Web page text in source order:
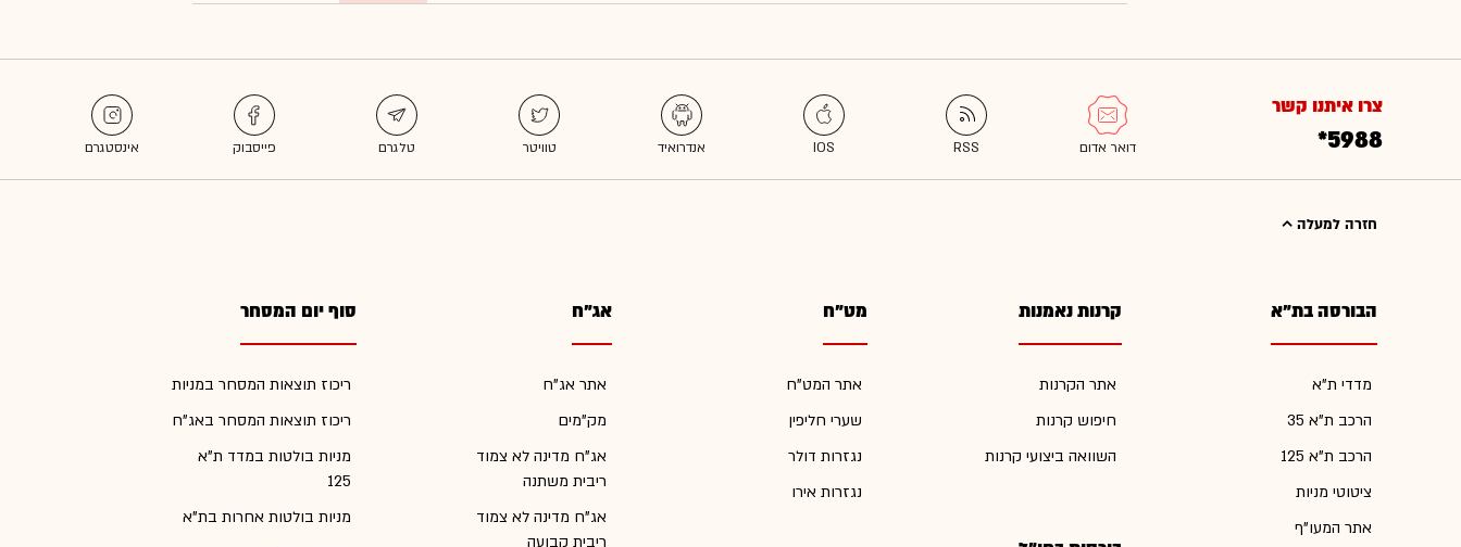
צרו איתנו קשר
*5988
חזרה למעלה
הבורסה בת"א
מדדי ת"א
הרכב ת"א 35
הרכב ת"א 125
ציטוטי מניות
אתר המעו"ף
קרנות נאמנות
אתר הקרנות
חיפוש קרנות
השוואה ביצועי קרנות
מט"ח
אתר המט"ח
שערי חליפין
נגזרות דולר
נגזרות אירו
אג"ח
אתר אג"ח
מק"מים
אג"ח מדינה לא צמוד
ריבית משתנה
אג"ח מדינה לא צמוד
ריבית קבועה
סוף יום המסחר
ריכוז תוצאות המסחר במניות
ריכוז תוצאות המסחר באג"ח
מניות בולטות במדד ת"א
125
מניות בולטות אחרות בת"א